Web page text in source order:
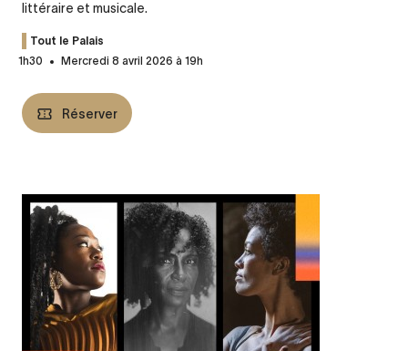
littéraire et musicale.
Tout le Palais
1h30
Mercredi 8 avril 2026 à 19h
Réserver